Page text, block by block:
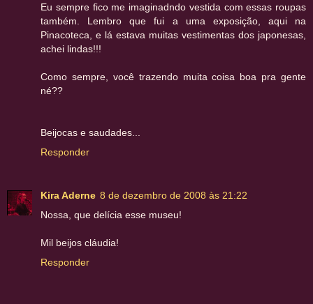
Eu sempre fico me imaginadndo vestida com essas roupas
também. Lembro que fui a uma exposição, aqui na
Pinacoteca, e lá estava muitas vestimentas dos japonesas,
achei lindas!!!
Como sempre, você trazendo muita coisa boa pra gente
né??
Beijocas e saudades...
Responder
Kira Aderne 8 de dezembro de 2008 às 21:22
Nossa, que delícia esse museu!
Mil beijos cláudia!
Responder